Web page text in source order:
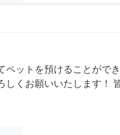
ペットを預けることができ
しくお願いいたします！